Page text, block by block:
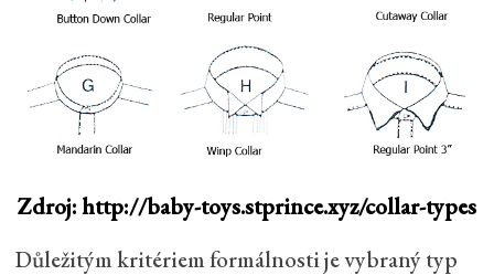
Zdroj: http://baby-toys.stprince.xyz/collar-types
Důležitým kritériem formálnosti je vybraný typ